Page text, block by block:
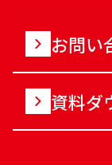
お問い
資料ダ